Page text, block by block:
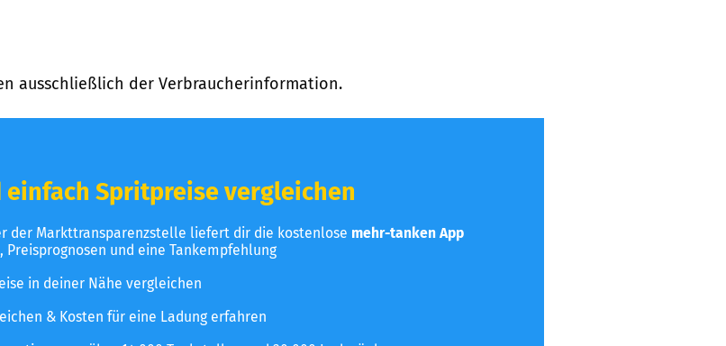
ausschließlich der Verbraucherinformation.
einfach Spritpreise vergleichen
der Markttransparenzstelle liefert dir die kostenlose mehr-tanken App
und eine Tankempfehlung
in deiner Nähe vergleichen
& Kosten für eine Ladung erfahren